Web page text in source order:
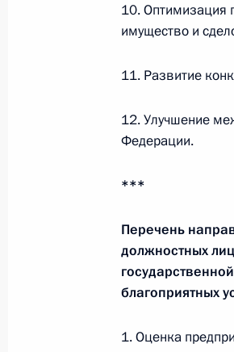
Заседание
8 сентября 2012
Встреча с
Встреча с
8 сентября 2012
Встреча с
10. Оптимизация
имущество и
11. Развитие
12. Улучшение
Федерации.
***
Перечень
должностных
благоприятных
1. Оценка